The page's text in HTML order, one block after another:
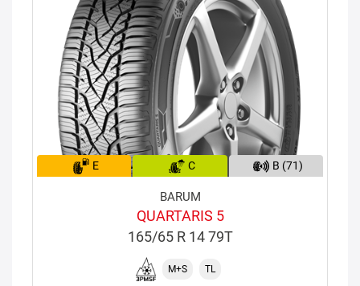
E C B (71)
BARUM
QUARTARIS 5
165/65 R 14 79T
M+S TL